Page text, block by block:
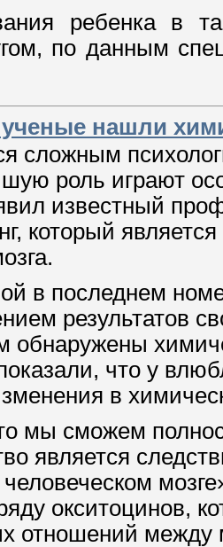
ребенка в
по данным
ученые нашли
сложным
роль играют
известный
который
в последнем
результатов
обнаружены
что у
в
мы сможем
является
окситоцинов,
отношений между